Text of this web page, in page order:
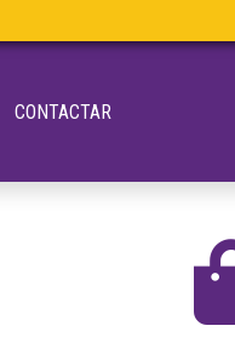
CONTACTAR